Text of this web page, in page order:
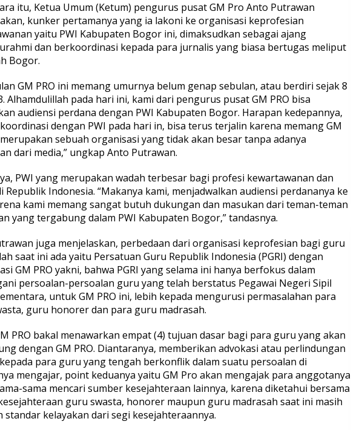
itu, Ketua Umum (Ketum) pengurus pusat GM Pro Anto Putrawan
kunker pertamanya yang ia lakoni ke organisasi keprofesian
yaitu PWI Kabupaten Bogor ini, dimaksudkan sebagai ajang
dan berkoordinasi kepada para jurnalis yang biasa bertugas meliput
Bogor.
GM PRO ini memang umurnya belum genap sebulan, atau berdiri sejak 8
Alhamdulillah pada hari ini, kami dari pengurus pusat GM PRO bisa
audiensi perdana dengan PWI Kabupaten Bogor. Harapan kedepannya,
dengan PWI pada hari in, bisa terus terjalin karena memang GM
merupakan sebuah organisasi yang tidak akan besar tanpa adanya
dari media,” ungkap Anto Putrawan.
PWI yang merupakan wadah terbesar bagi profesi kewartawanan dan
Republik Indonesia. “Makanya kami, menjadwalkan audiensi perdananya ke
kami memang sangat butuh dukungan dan masukan dari teman-teman
yang tergabung dalam PWI Kabupaten Bogor,” tandasnya.
juga menjelaskan, perbedaan dari organisasi keprofesian bagi guru
saat ini ada yaitu Persatuan Guru Republik Indonesia (PGRI) dengan
GM PRO yakni, bahwa PGRI yang selama ini hanya berfokus dalam
persoalan-persoalan guru yang telah berstatus Pegawai Negeri Sipil
untuk GM PRO ini, lebih kepada mengurusi permasalahan para
guru honorer dan para guru madrasah.
PRO bakal menawarkan empat (4) tujuan dasar bagi para guru yang akan
dengan GM PRO. Diantaranya, memberikan advokasi atau perlindungan
para guru yang tengah berkonflik dalam suatu persoalan di
mengajar, point keduanya yaitu GM Pro akan mengajak para anggotanya
sama mencari sumber kesejahteraan lainnya, karena diketahui bersama
guru swasta, honorer maupun guru madrasah saat ini masih
standar kelayakan dari segi kesejahteraannya.